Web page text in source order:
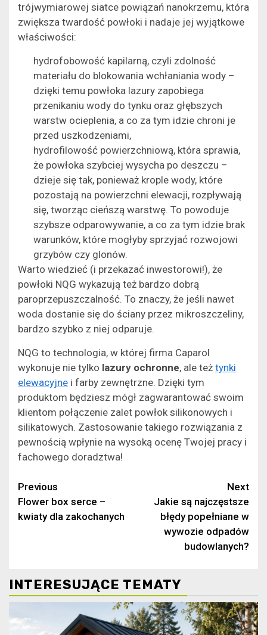
trójwymiarowej siatce powiązań nanokrzemu, która
zwiększa twardość powłoki i nadaje jej wyjątkowe
właściwości:
hydrofobowość kapilarną, czyli zdolność
materiału do blokowania wchłaniania wody –
dzięki temu powłoka lazury zapobiega
przenikaniu wody do tynku oraz głębszych
warstw ocieplenia, a co za tym idzie chroni je
przed uszkodzeniami,
hydrofilowość powierzchniową, która sprawia,
że powłoka szybciej wysycha po deszczu –
dzieje się tak, ponieważ krople wody, które
pozostają na powierzchni elewacji, rozpływają
się, tworząc cieńszą warstwę. To powoduje
szybsze odparowywanie, a co za tym idzie brak
warunków, które mogłyby sprzyjać rozwojowi
grzybów czy glonów.
Warto wiedzieć (i przekazać inwestorowi!), że
powłoki NQG wykazują też bardzo dobrą
paroprzepuszczalność. To znaczy, że jeśli nawet
woda dostanie się do ściany przez mikroszczeliny,
bardzo szybko z niej odparuje.
NQG to technologia, w której firma Caparol
wykonuje nie tylko lazury ochronne, ale też tynki
elewacyjne i farby zewnętrzne. Dzięki tym
produktom będziesz mógł zagwarantować swoim
klientom połączenie zalet powłok silikonowych i
silikatowych. Zastosowanie takiego rozwiązania z
pewnością wpłynie na wysoką ocenę Twojej pracy i
fachowego doradztwa!
Continue
Reading
Previous
Flower box serce –
kwiaty dla zakochanych
Next
Jakie są najczęstsze
błędy popełniane w
wywozie odpadów
budowlanych?
INTERESUJĄCE TEMATY